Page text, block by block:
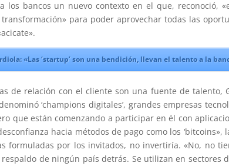
los bancos un nuevo contexto en el que, reconoció,
para poder aprovechar todas las
«Las ‘startup’ son una bendición, llevan el talento a la
de relación con el cliente son una fuente de talento,
‘champions digitales’, grandes empresas
que están comenzando a participar en él con
hacia métodos de pago como los ‘bitcoins»,
formuladas por los invitados, no invertiría. «No, no
de ningún país detrás. Se utilizan en sectores